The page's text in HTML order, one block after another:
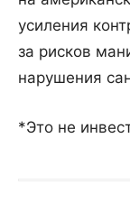
усиления
за рисков
нарушения
*Это не